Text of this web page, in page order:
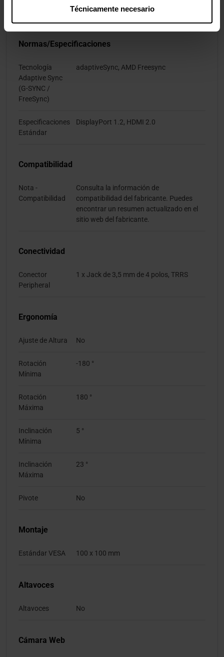
Técnicamente necesario
Normas/Especificaciones
Tecnología
Adaptive Sync
(G-SYNC /
FreeSync)
adaptiveSync, AMD Freesync
Especificaciones
Estándar
DisplayPort 1.2, HDMI 2.0
Compatibilidad
Nota -
Compatibilidad
Consulta la información de
compatibilidad del fabricante. Puedes
encontrar un resumen actualizado en el
sitio web del fabricante.
Conectividad
Conector
Peripheral
1 x Jack de 3,5 mm de 4 polos, TRRS
Ergonomía
Ajuste de Altura No
Rotación
Mínima
-180 °
Rotación
Máxima
180 °
Inclinación
Mínima
5 °
Inclinación
Máxima
23 °
Pivote No
Montaje
Estándar VESA 100 x 100 mm
Altavoces
Altavoces No
Cámara Web